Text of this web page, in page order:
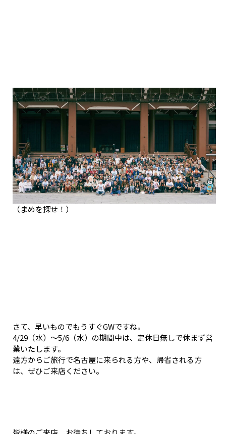
（まめを探せ！）
さて、早いものでもうすぐGWですね。
4/29（水）～5/6（水）の期間中は、定休日無しで休まず営
業いたします。
遠方からご旅行で名古屋に来られる方や、帰省される方
は、ぜひご来店ください。